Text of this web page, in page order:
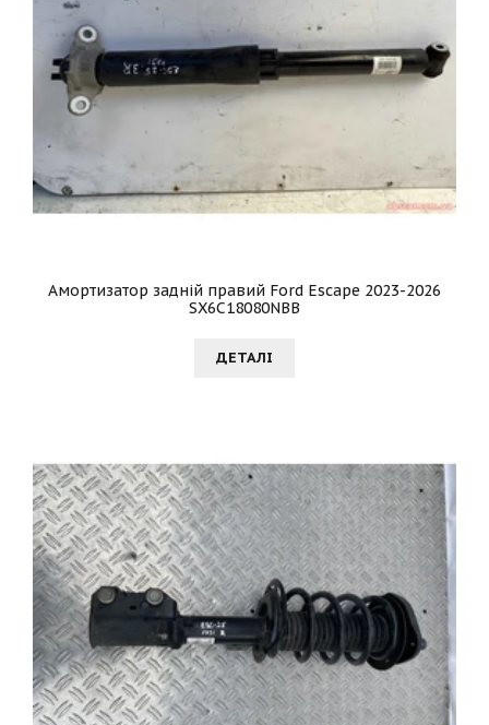
Амортизатор задній правий Ford Escape 2023-2026
SX6C18080NBB
ДЕТАЛI